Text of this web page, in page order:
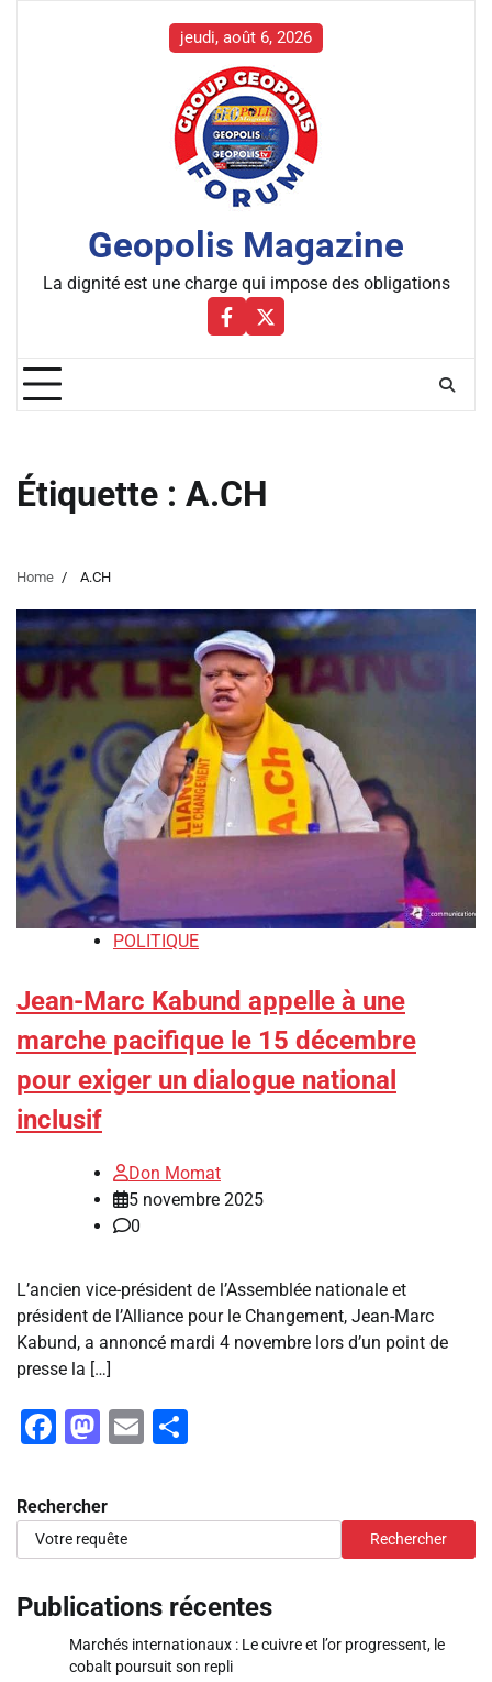
jeudi, août 6, 2026
Geopolis Magazine
La dignité est une charge qui impose des obligations
Facebbok
X
Étiquette : A.CH
Home A.CH
POLITIQUE
Jean-Marc Kabund appelle à une
marche pacifique le 15 décembre
pour exiger un dialogue national
inclusif
Don Momat
5 novembre 2025
0
L’ancien vice-président de l’Assemblée nationale et
président de l’Alliance pour le Changement, Jean-Marc
Kabund, a annoncé mardi 4 novembre lors d’un point de
presse la […]
Facebook
Mastodon
Email
Rechercher
Rechercher
Publications récentes
Marchés internationaux : Le cuivre et l’or progressent, le
cobalt poursuit son repli